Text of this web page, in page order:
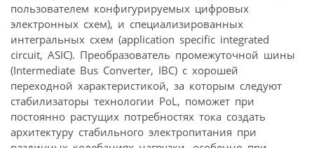
пользователем конфигурируемых цифровых
электронных схем), и специализированных
интегральных схем (application specific integrated
circuit, ASIC). Преобразователь промежуточной шины
(Intermediate Bus Converter, IBC) с хорошей
переходной характеристикой, за которым следуют
стабилизаторы технологии PoL, поможет при
постоянно растущих потребностях тока создать
архитектуру стабильного электропитания при